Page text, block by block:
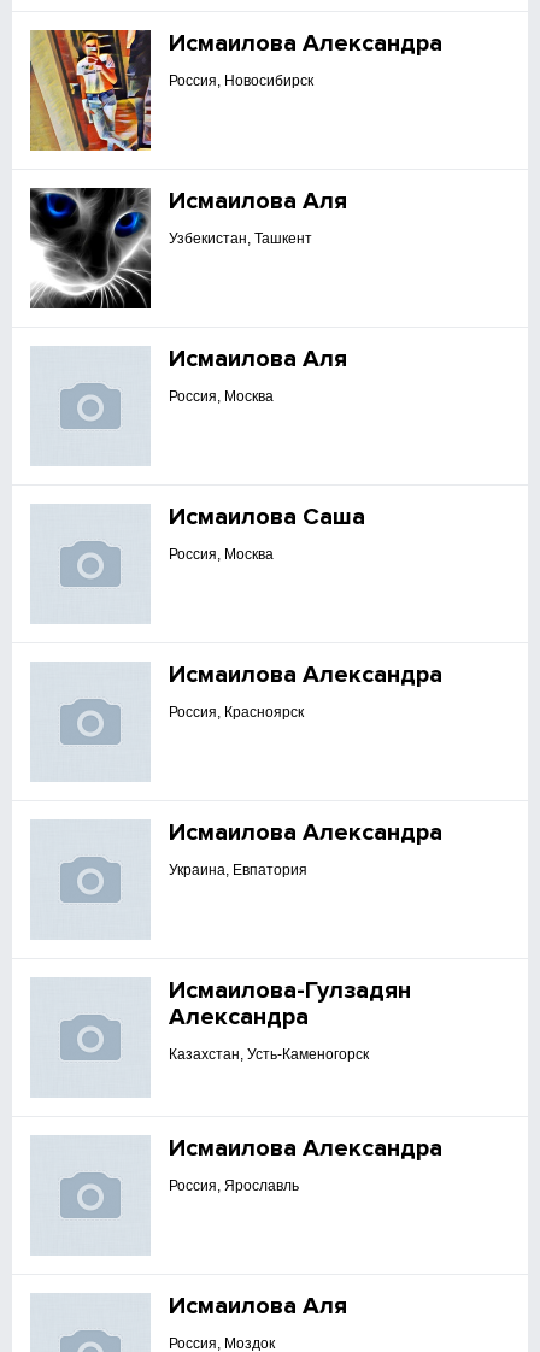
Исмаилова Александра
Россия, Новосибирск
Исмаилова Аля
Узбекистан, Ташкент
Исмаилова Аля
Россия, Москва
Исмаилова Саша
Россия, Москва
Исмаилова Александра
Россия, Красноярск
Исмаилова Александра
Украина, Евпатория
Исмаилова-Гулзадян
Александра
Казахстан, Усть-Каменогорск
Исмаилова Александра
Россия, Ярославль
Исмаилова Аля
Россия, Моздок